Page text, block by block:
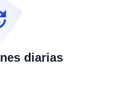
diarias